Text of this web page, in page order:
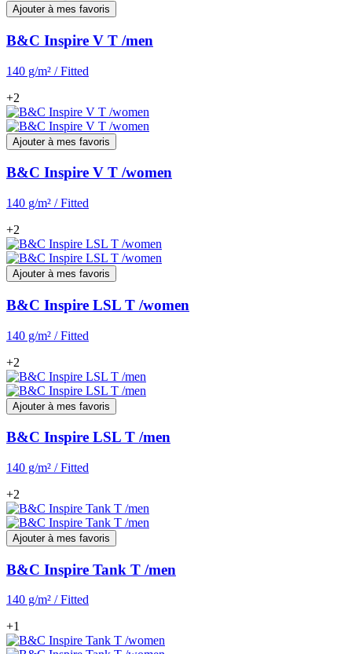
Ajouter à mes favoris
B&C Inspire V T /men
140 g/m² / Fitted
+2
Ajouter à mes favoris
B&C Inspire V T /women
140 g/m² / Fitted
+2
Ajouter à mes favoris
B&C Inspire LSL T /women
140 g/m² / Fitted
+2
Ajouter à mes favoris
B&C Inspire LSL T /men
140 g/m² / Fitted
+2
Ajouter à mes favoris
B&C Inspire Tank T /men
140 g/m² / Fitted
+1